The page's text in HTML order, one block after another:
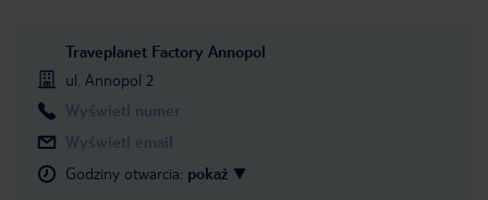
Traveplanet Factory Annopol
ul. Annopol 2
Wyświetl numer
Wyświetl email
Godziny otwarcia: pokaż